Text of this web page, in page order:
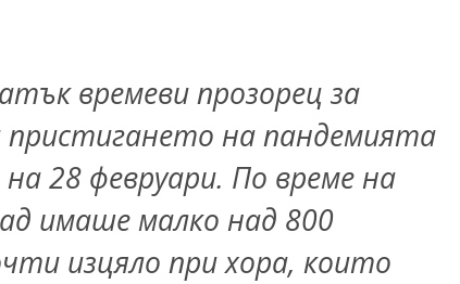
времеви прозорец за
пристигането на пандемията
на 28 февруари. По време на
имаше малко над 800
изцяло при хора, които